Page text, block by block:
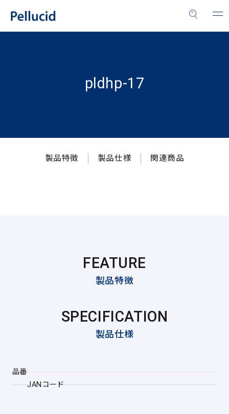
pldhp-17
製品特徴 製品仕様 関連商品
FEATURE
製品特徴
SPECIFICATION
製品仕様
品番
JANコード